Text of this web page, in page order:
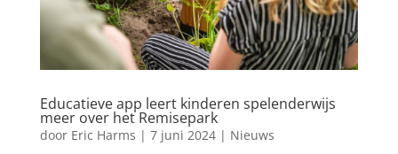
Educatieve app leert kinderen spelenderwijs
meer over het Remisepark
door Eric Harms | 7 juni 2024| Nieuws